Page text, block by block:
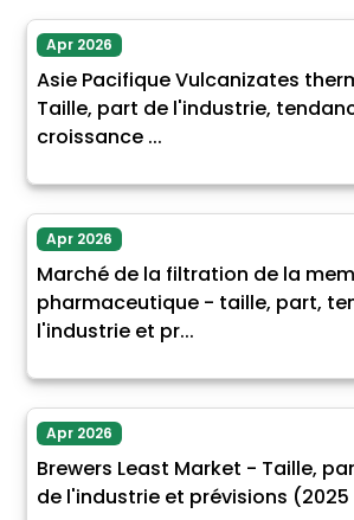
Apr 2026
Asie Pacifique Vulcanizates
Taille, part de l'industrie,
croissance ...
Apr 2026
Marché de la filtration de la
pharmaceutique - taille, part,
l'industrie et pr...
Apr 2026
Brewers Least Market - Taille,
de l'industrie et prévisions